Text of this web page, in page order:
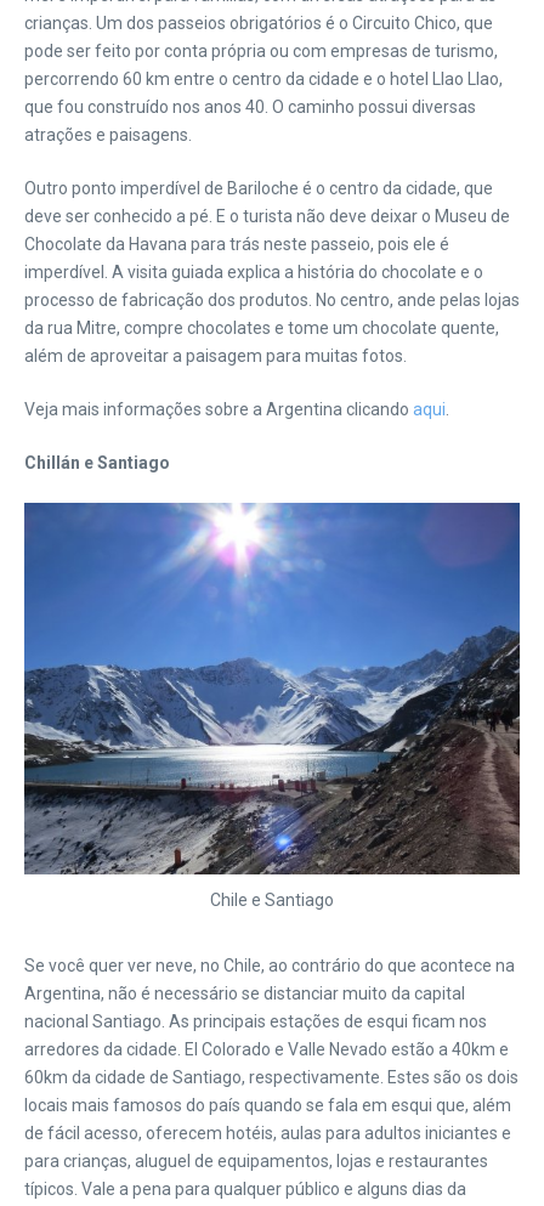
crianças. Um dos passeios obrigatórios é o Circuito Chico, que
pode ser feito por conta própria ou com empresas de turismo,
percorrendo 60 km entre o centro da cidade e o hotel Llao Llao,
que fou construído nos anos 40. O caminho possui diversas
atrações e paisagens.
Outro ponto imperdível de Bariloche é o centro da cidade, que
deve ser conhecido a pé. E o turista não deve deixar o Museu de
Chocolate da Havana para trás neste passeio, pois ele é
imperdível. A visita guiada explica a história do chocolate e o
processo de fabricação dos produtos. No centro, ande pelas lojas
da rua Mitre, compre chocolates e tome um chocolate quente,
além de aproveitar a paisagem para muitas fotos.
Veja mais informações sobre a Argentina clicando aqui
Chillán e Santiago
Chile e Santiago
Se você quer ver neve, no Chile, ao contrário do que acontece na
Argentina, não é necessário se distanciar muito da capital
nacional Santiago. As principais estações de esqui ficam nos
arredores da cidade. El Colorado e Valle Nevado estão a 40km e
60km da cidade de Santiago, respectivamente. Estes são os dois
locais mais famosos do país quando se fala em esqui que, além
de fácil acesso, oferecem hotéis, aulas para adultos iniciantes e
para crianças, aluguel de equipamentos, lojas e restaurantes
típicos. Vale a pena para qualquer público e alguns dias da